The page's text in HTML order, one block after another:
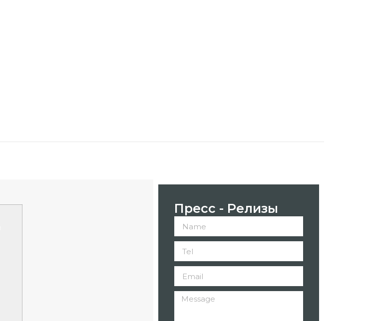
Пресс - Релизы